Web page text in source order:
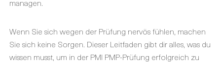
managen.
Wenn Sie sich wegen der Prüfung nervös fühlen, machen
Sie sich keine Sorgen. Dieser Leitfaden gibt dir alles, was du
wissen musst, um in der PMI PMP-Prüfung erfolgreich zu